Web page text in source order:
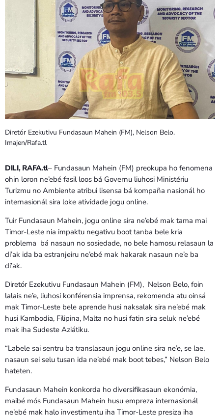
CONTACTOS
PORTUGUÊS
TÉTUM
PORTUGUÊS
PRÓXIMOS PROGRAMAS
Diretór Ezekutivu Fundasaun Mahein (FM), Nelson Belo.
Imajen/Rafa.tl
DILI, RAFA.tl– Fundasaun Mahein (FM) preokupa ho fenomena
ohin loron ne’ebé fasil loos bá Governu liuhosi Ministériu
Turizmu no Ambiente atribui lisensa bá kompaña nasionál ho
internasionál sira loke atividade jogu online.
Tuir Fundasaun Mahein, jogu online sira ne’ebé mak tama mai
Timor-Leste nia impaktu negativu boot tanba bele kria
problema bá nasaun no sosiedade, no bele hamosu relasaun la
di’ak ida ba estranjeiru ne’ebé mak hakarak nasaun ne’e ba
di’ak.
Diretór Ezekutivu Fundasaun Mahein (FM), Nelson Belo, foin
lalais ne’e, liuhosi konférensia imprensa, rekomenda atu oinsá
mak Timor-Leste bele aprende husi naksalak sira ne’ebé mak
husi Kambodia, Filipina, Malta no husi fatin sira seluk ne’ebé
mak iha Sudeste Aziátiku.
“Labele sai sentru ba translasaun jogu online sira ne’e, se lae,
nasaun sei selu tusan ida ne’ebé mak boot tebes,” Nelson Belo
hateten.
Fundasaun Mahein konkorda ho diversifikasaun ekonómia,
maibé mós Fundasaun Mahein husu empreza internasionál
ne’ebé mak halo investimentu iha Timor-Leste presiza iha